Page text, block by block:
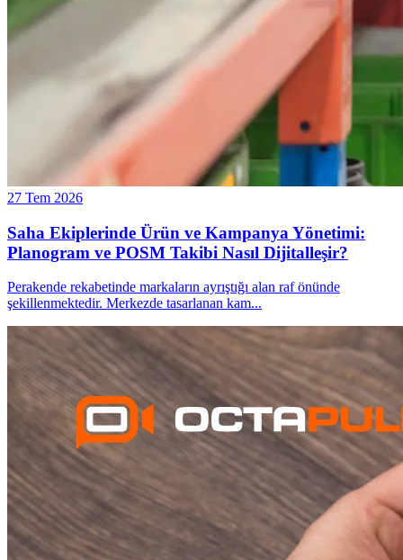
27 Tem 2026
Saha Ekiplerinde Ürün ve Kampanya Yönetimi:
Planogram ve POSM Takibi Nasıl Dijitalleşir?
Perakende rekabetinde markaların ayrıştığı alan raf önünde
şekillenmektedir. Merkezde tasarlanan kam...